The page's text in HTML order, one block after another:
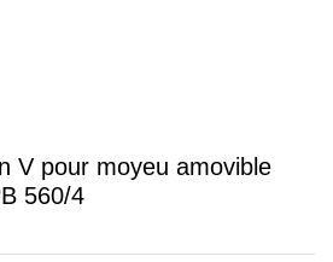
V pour moyeu amovible
560/4